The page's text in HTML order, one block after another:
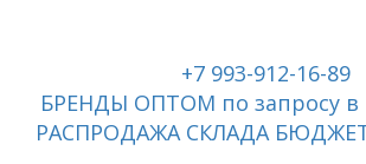
+7 993-912-16-89
БРЕНДЫ ОПТОМ по запросу в
РАСПРОДАЖА СКЛАДА